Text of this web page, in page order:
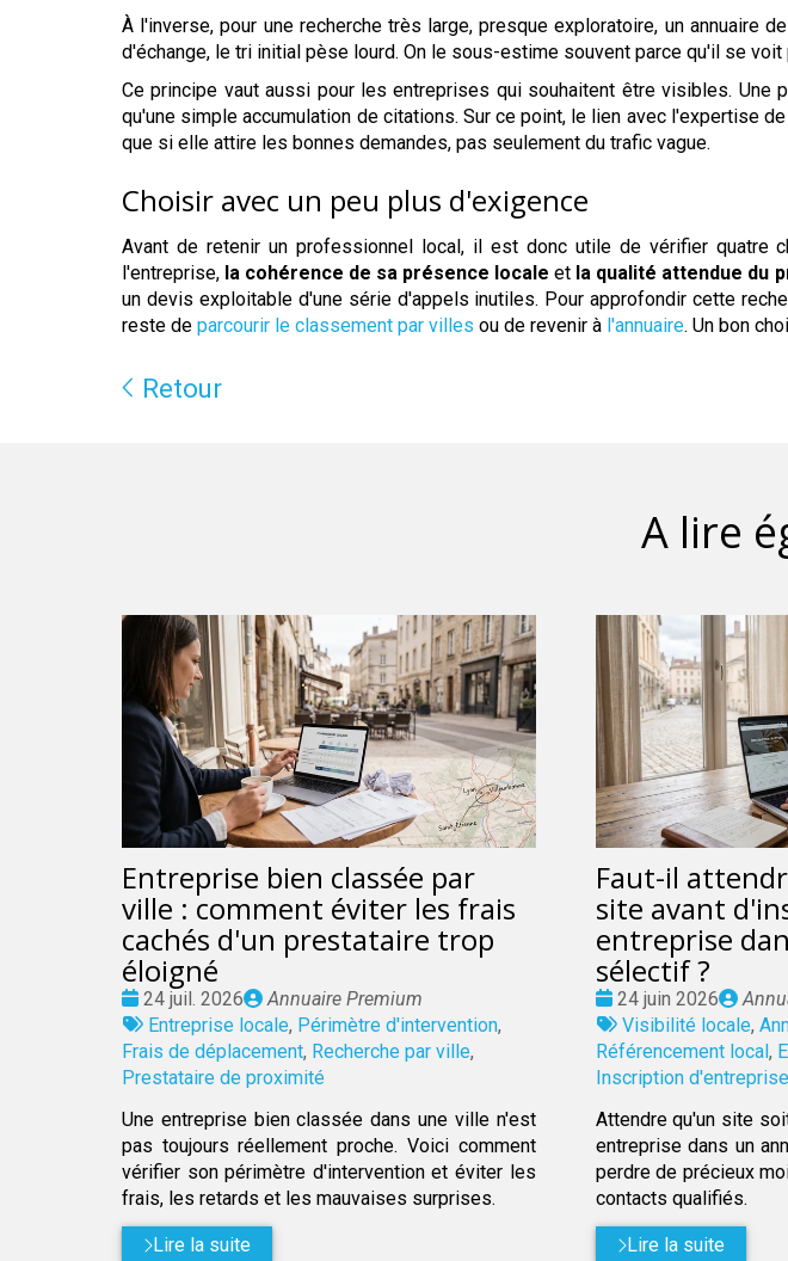
À l'inverse, pour une recherche très large, presque exploratoire, un
d'échange, le tri initial pèse lourd. On le sous-estime souvent parce qu'il se
Ce principe vaut aussi pour les entreprises qui souhaitent être visibles.
qu'une simple accumulation de citations. Sur ce point, le lien avec l'expertise
que si elle attire les bonnes demandes, pas seulement du trafic vague.
Choisir avec un peu plus d'exigence
Avant de retenir un professionnel local, il est donc utile de vérifier quatre
l'entreprise, la cohérence de sa présence locale et la qualité attendue du
un devis exploitable d'une série d'appels inutiles. Pour approfondir cette
reste de parcourir le classement par villes ou de revenir à l'annuaire. Un bon
Retour
A lire
Entreprise bien classée par
ville : comment éviter les frais
cachés d'un prestataire trop
éloigné
Date
:
24 juil. 2026
Publié
par
Annuaire Premium
Tags
:
Entreprise locale, Périmètre d'intervention,
Frais de déplacement, Recherche par ville,
Prestataire de proximité
Une entreprise bien classée dans une ville n'est
pas toujours réellement proche. Voici comment
vérifier son périmètre d'intervention et éviter les
frais, les retards et les mauvaises surprises.
Lire la suite
Faut-il
site avant
entreprise
sélectif ?
Date
:
24 juin 2026
par
Tags
:
Visibilité locale,
Référencement local ,
Inscription d'entreprise
Attendre qu'un site
entreprise dans un
perdre de précieux
contacts qualifiés.
Lire la suite